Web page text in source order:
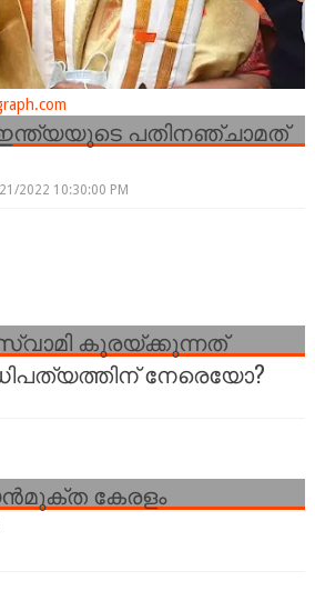
ഇന്ത്യയുടെ പതിനഞ്ചാമത്
2022 10:30:00 PM
കുരയ്ക്കുന്നത്
നേരെയോ?
കേരളം